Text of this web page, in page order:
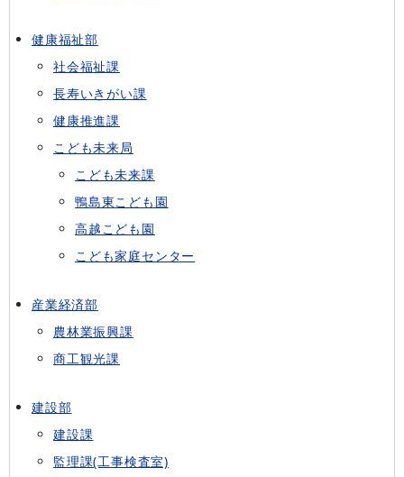
健康福祉部
社会福祉課
長寿いきがい課
健康推進課
こども未来局
こども未来課
鴨島東こども園
高越こども園
こども家庭センター
産業経済部
農林業振興課
商工観光課
建設部
建設課
監理課(工事検査室)